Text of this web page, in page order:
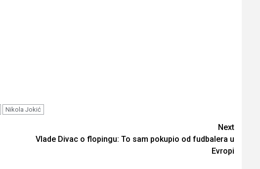
Nikola Jokić
Next
Vlade Divac o flopingu: To sam pokupio od fudbalera u
Evropi